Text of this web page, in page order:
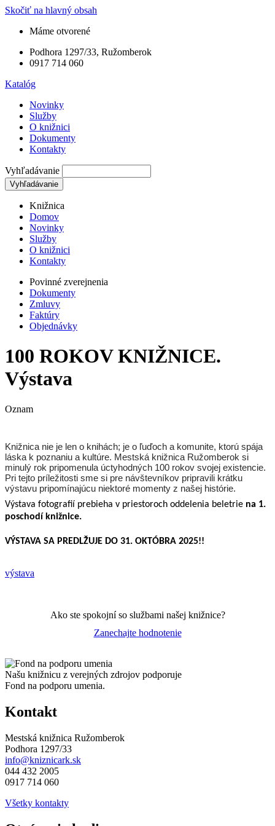
Skočiť na hlavný obsah
Máme otvorené
Podhora 1297/33, Ružomberok
0917 714 060
Katalóg
Novinky
Služby
O knižnici
Dokumenty
Kontakty
Vyhľadávanie
Knižnica
Domov
Novinky
Služby
O knižnici
Kontakty
Povinné zverejnenia
Dokumenty
Zmluvy
Faktúry
Objednávky
100 ROKOV KNIŽNICE.
Výstava
Oznam
Knižnica nie je len o knihách; je o ľuďoch a komunite, ktorú spája
láska k poznaniu a kultúre. Mestská knižnica Ružomberok si
minulý rok pripomenula úctyhodných 100 rokov svojej existencie.
Pri tejto príležitosti sme si pre návštevníkov pripravili krátku
výstavu pripomínajúcu niektoré momenty z našej histórie.
Výstava fotografií prebieha v priestoroch oddelenia beletrie na 1.
poschodí knižnice.
VÝSTAVA SA PREDLŽUJE DO 31. OKTÓBRA 2025!!
výstava
Ako ste spokojní so službami našej knižnice?
Zanechajte hodnotenie
Našu knižnicu z verejných zdrojov podporuje
Fond na podporu umenia.
Kontakt
Mestská knižnica Ružomberok
Podhora 1297/33
info@kniznicark.sk
044 432 2005
0917 714 060
Všetky kontakty